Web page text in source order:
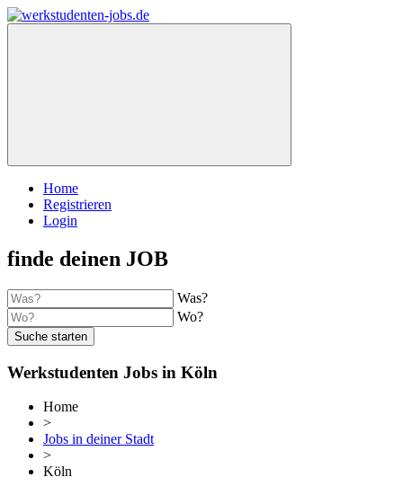
Home
Registrieren
Login
finde deinen JOB
Was?
Wo?
Suche starten
Werkstudenten Jobs in Köln
Home
>
Jobs in deiner Stadt
>
Köln